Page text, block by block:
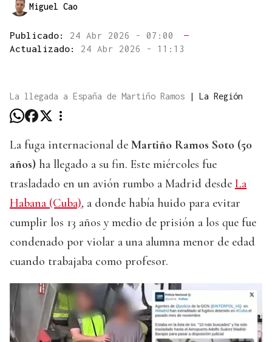
Miguel Cao
Publicado: 24 Abr 2026 - 07:00
—
Actualizado: 24 Abr 2026 - 11:13
La llegada a España de Martiño Ramos | La Región
La fuga internacional de Martiño Ramos Soto (50
años) ha llegado a su fin. Este miércoles fue
trasladado en un avión rumbo a Madrid desde La
Habana (Cuba), a donde había huido para evitar
cumplir los 13 años y medio de prisión a los que fue
condenado por violar a una alumna menor de edad
cuando trabajaba como profesor.